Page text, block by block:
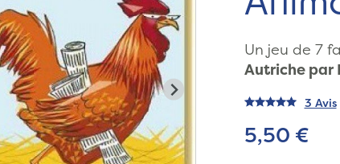
Un jeu de 7
Autriche par
3 Avis
5,50 €